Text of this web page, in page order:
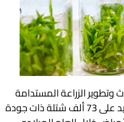
وتطوير الزراعة المستدامة
”استدامة“ عن إنتاج ما يزيد على 73 ألف شتلة ذات جودة